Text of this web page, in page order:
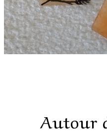
Autour